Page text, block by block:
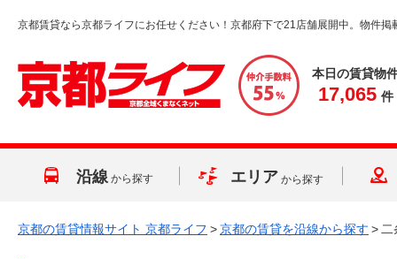
京都賃貸なら京都ライフにお任せください！京都府下で21店舗展開中。物件掲
本日の賃貸物
17,065 件
沿線 から探す エリア から探す
京都の賃貸情報サイト 京都ライフ >京都の賃貸を沿線から探す >